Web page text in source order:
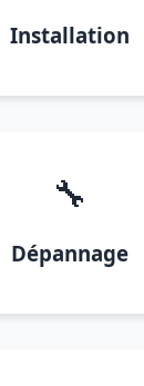
Installation
🔧
Dépannage